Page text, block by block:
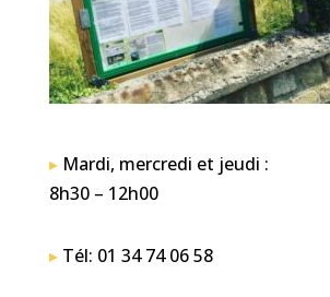
▸Mardi, mercredi et jeudi :
8h30 – 12h00
▸Tél: 01 34 74 06 58